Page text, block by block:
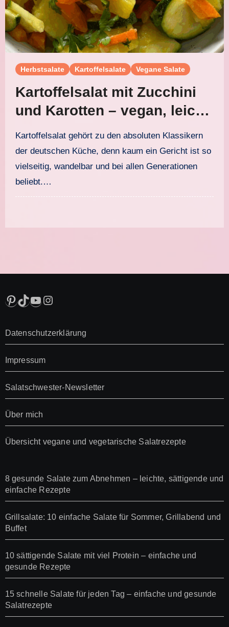
Herbstsalate Kartoffelsalate Vegane Salate
Kartoffelsalat mit Zucchini
und Karotten – vegan, leicht
und lecker
Kartoffelsalat gehört zu den absoluten Klassikern
der deutschen Küche, denn kaum ein Gericht ist so
vielseitig, wandelbar und bei allen Generationen
beliebt.…
Pinterest
TikTok
YouTube
Instagram
Datenschutzerklärung
Impressum
Salatschwester-Newsletter
Über mich
Übersicht vegane und vegetarische Salatrezepte
8 gesunde Salate zum Abnehmen – leichte, sättigende und
einfache Rezepte
Grillsalate: 10 einfache Salate für Sommer, Grillabend und
Buffet
10 sättigende Salate mit viel Protein – einfache und
gesunde Rezepte
15 schnelle Salate für jeden Tag – einfache und gesunde
Salatrezepte